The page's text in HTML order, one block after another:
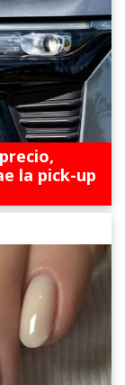
la pick-up